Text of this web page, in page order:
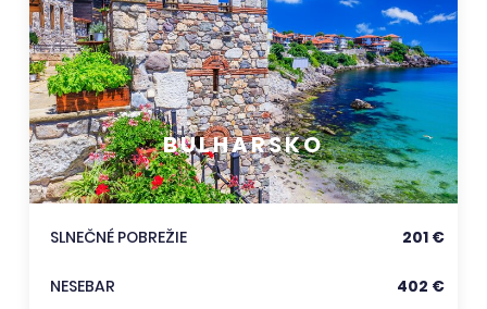
BULHARSKO
SLNEČNÉ POBREŽIE 201 €
NESEBAR 402 €